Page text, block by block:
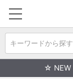
キーワードから探す
☆ NEW